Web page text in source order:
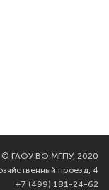
© ГАОУ ВО МГПУ, 2020
проезд, 4
+7 (499) 181-24-62